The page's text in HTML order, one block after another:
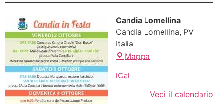
Candia Lomellina
Candia Lomellina, PV
Italia
Mappa
iCal
Vedi il calendario